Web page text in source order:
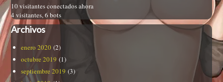
10 visitantes conectados ahora
4 visitantes, 6 bots
Archivos
enero 2020 (2)
octubre 2019 (1)
septiembre 2019 (3)